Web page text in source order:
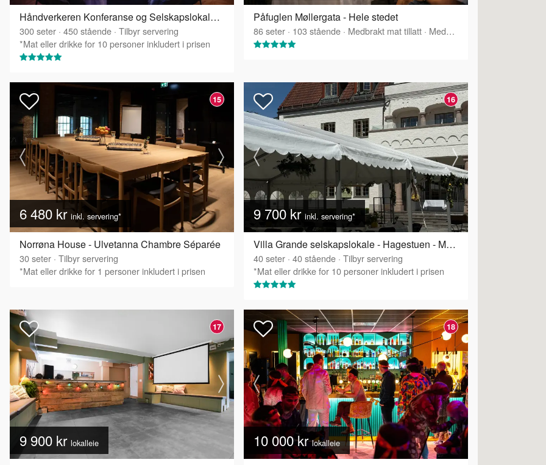
Håndverkeren Konferanse og Selskapslokaler - Festsalen
300seter · 450stående · Tilbyr servering
*Mat eller drikke for 10 personer inkludert i prisen
Påfuglen Møllergata - Hele stedet
86seter · 103 stående · Medbrakt mat tillatt · Medbrakt drikke tillatt
15
6 480 kr inkl. servering*
Norrøna House - Ulvetanna Chambre Séparée
30seter · Tilbyr servering
*Mat eller drikke for 1 personer inkludert i prisen
16
9 700 krinkl. servering*
Villa Grande selskapslokale - Hagestuen - Møter, konfirmasjoner og mindre selskap
40seter · 40stående · Tilbyr servering
*Mat eller drikke for 10 personer inkludert i prisen
17
9 900 kr lokalleie
18
10 000 krlokalleie